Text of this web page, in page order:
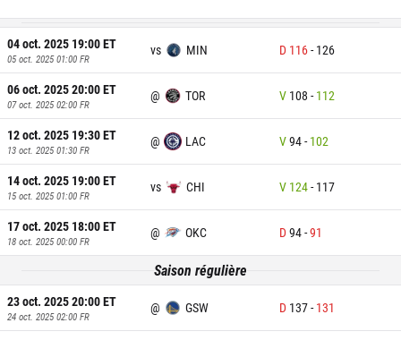
04 oct. 2025 19:00ET
05 oct. 2025 01:00 FR
vs MIN D 116- 126
06 oct. 2025 20:00ET
07 oct. 2025 02:00 FR
@ TOR V 108 - 112
12 oct. 2025 19:30ET
13 oct. 2025 01:30 FR
@ LAC V94- 102
14 oct. 2025 19:00ET
15 oct. 2025 01:00 FR
vs CHI V 124- 117
17 oct. 2025 18:00ET
18 oct. 2025 00:00 FR
@ OKC D 94-91
Saison régulière
23 oct. 2025 20:00ET
24 oct. 2025 02:00 FR
@ GSW D 137- 131